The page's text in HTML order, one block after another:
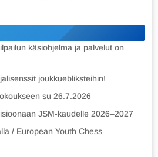
käsiohjelma ja palvelut on
joukkuebliksteihin!
su 26.7.2026
JSM-kaudelle 2026–2027
/ European Youth Chess